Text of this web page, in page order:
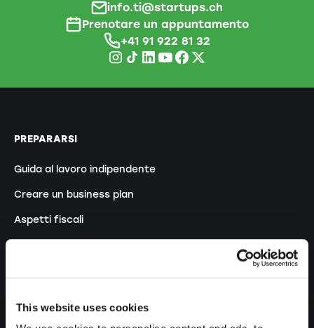
This website uses cookies
info.ti@startups.ch
Prenotare un appuntamento
+41 91 922 81 32
PREPARARSI
Guida al lavoro indipendente
Creare un business plan
Aspetti fiscali